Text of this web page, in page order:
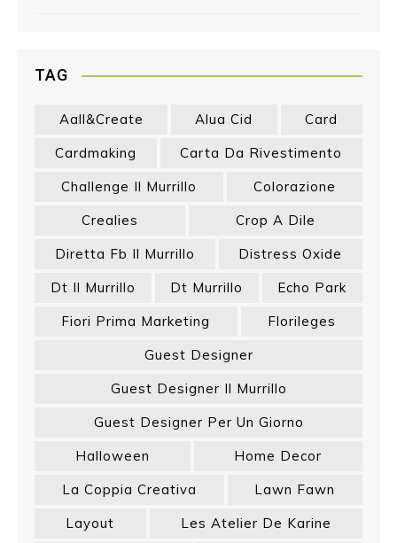
TAG
Aall&create Alua Cid
Card
Cardmaking
Carta Da Rivestimento
Challenge Il Murrillo
Colorazione
Crealies
Crop A Dile
Diretta Fb Il Murrillo
Distress Oxide
Dt Il Murrillo
Dt Murrillo
Echo Park
Fiori Prima Marketing
Florileges
Guest Designer
Guest Designer Il Murrillo
Guest Designer Per Un Giorno
Halloween
Home Decor
La Coppia Creativa
Lawn Fawn
Layout
Les Atelier De Karine